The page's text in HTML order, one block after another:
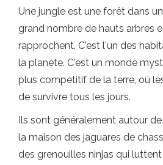
Une jungle est une forêt dans
grand nombre de hauts arbres
rapprochent. C'est l'un des
la planète. C'est un monde
plus compétitif de la terre, où
de survivre tous les jours.
Ils sont généralement autour
la maison des jaguares de
des grenouilles ninjas qui